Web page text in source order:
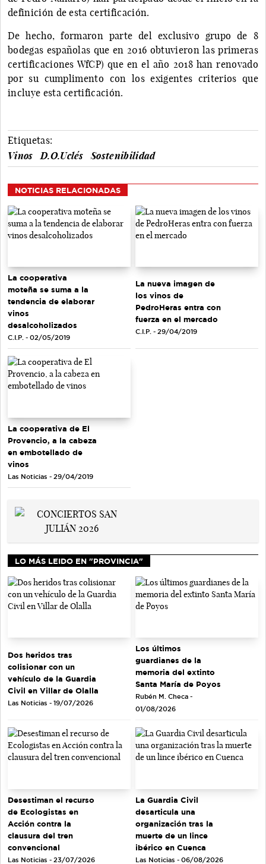
definición de esta certificación.
De hecho, formaron parte del exclusivo grupo de 8
bodegas españolas que en 2016 obtuvieron las primeras
certificaciones WfCP) que en el año 2018 han renovado
por su cumplimento con los exigentes criterios que
incluye esta certificación.
Etiquetas:
Vinos
D.O.Uclés Sostenibilidad
NOTICIAS RELACIONADAS
La cooperativa
moteña se suma a la
tendencia de elaborar
vinos
desalcoholizados
C.I.P. - 02/05/2019
La nueva imagen de
los vinos de
PedroHeras entra con
fuerza en el mercado
C.I.P. - 29/04/2019
La cooperativa de El
Provencio, a la cabeza
en embotellado de
vinos
Las Noticias - 29/04/2019
LO MÁS LEIDO EN "PROVINCIA"
Dos heridos tras
colisionar con un
vehículo de la Guardia
Civil en Villar de Olalla
Las Noticias - 19/07/2026
Los últimos
guardianes de la
memoria del extinto
Santa María de Poyos
Rubén M. Checa -
01/08/2026
Desestiman el recurso
de Ecologistas en
Acción contra la
clausura del tren
convencional
Las Noticias - 23/07/2026
La Guardia Civil
desarticula una
organización tras la
muerte de un lince
ibérico en Cuenca
Las Noticias - 06/08/2026